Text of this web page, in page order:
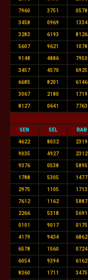
7960 3751 0578
3458 0969 1334
3283 6193 8126
5607 9621 1078
9148 4886 7950
3457 4570 6925
6685 8201 6146
3067 2180 1719
8127 0641 7763
SEN SEL RAB
4622 8032 2319
9035 4927 2312
9376 0538 5895
1788 5305 1477
2975 1105 1713
7612 1162 5887
2266 5318 5691
0101 9017 0175
4179 9434 6862
6578 1560 0724
6054 9394 6162
8360 1711 3475